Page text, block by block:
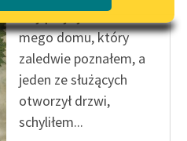
Gdy przybyłem do
mego domu, który
zaledwie poznałem, a
jeden ze służących
otworzył drzwi,
schyliłem...